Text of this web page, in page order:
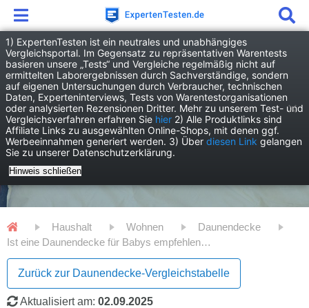
1) ExpertenTesten ist ein neutrales und unabhängiges
Vergleichsportal. Im Gegensatz zu repräsentativen Warentests
basieren unsere „Tests“ und Vergleiche regelmäßig nicht auf
ermittelten Laborergebnissen durch Sachverständige, sondern
auf eigenen Untersuchungen durch Verbraucher, technischen
Daten, Experteninterviews, Tests von Warentestorganisationen
oder analysierten Rezensionen Dritter. Mehr zu unserem Test- und
Vergleichsverfahren erfahren Sie hier 2) Alle Produktlinks sind
Affiliate Links zu ausgewählten Online-Shops, mit denen ggf.
Werbeeinnahmen generiert werden. 3) Über diesen Link gelangen
Sie zu unserer Datenschutzerklärung.
Hinweis schließen
Haushalt Wohnen
Daunendecke
Ist eine Daunendecke für Babys empfehlenswert?
Zurück zur Daunendecke-Vergleichstabelle
Aktualisiert am: 02.09.2025